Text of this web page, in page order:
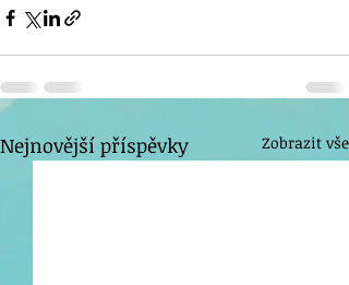
Nejnovější příspěvky Zobrazit vše